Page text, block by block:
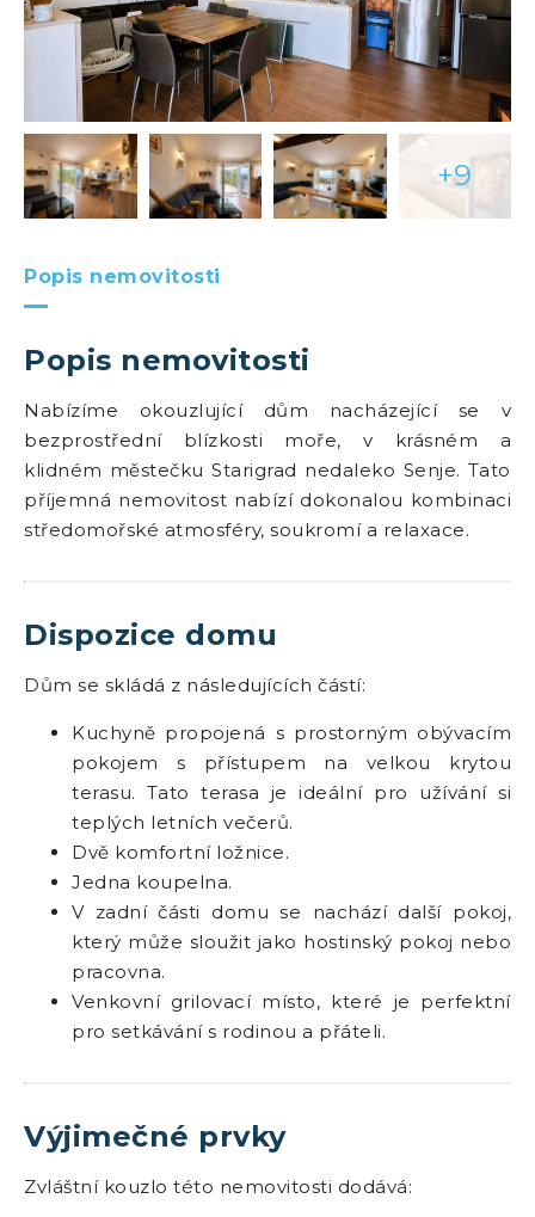
+9
Popis nemovitosti
Popis nemovitosti
Nabízíme okouzlující dům nacházející se v
bezprostřední blízkosti moře, v krásném a
klidném městečku Starigrad nedaleko Senje. Tato
příjemná nemovitost nabízí dokonalou kombinaci
středomořské atmosféry, soukromí a relaxace.
Dispozice domu
Dům se skládá z následujících částí:
Kuchyně propojená s prostorným obývacím
pokojem s přístupem na velkou krytou
terasu. Tato terasa je ideální pro užívání si
teplých letních večerů.
Dvě komfortní ložnice.
Jedna koupelna.
V zadní části domu se nachází další pokoj,
který může sloužit jako hostinský pokoj nebo
pracovna.
Venkovní grilovací místo, které je perfektní
pro setkávání s rodinou a přáteli.
Výjimečné prvky
Zvláštní kouzlo této nemovitosti dodává: